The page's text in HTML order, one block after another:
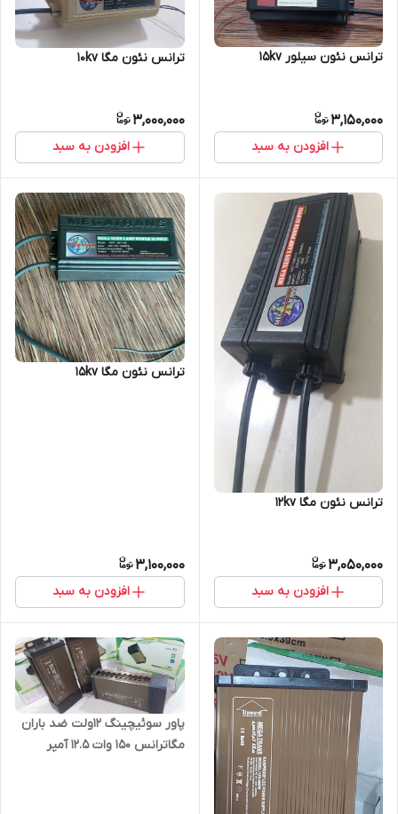
ترانس نئون سیلور 15kv
3,150,000
افزودن به سبد
ترانس نئون مگا 10kv
3,000,000
افزودن به سبد
ترانس نئون مگا 12kv
3,050,000
افزودن به سبد
ترانس نئون مگا 15kv
3,100,000
افزودن به سبد
پاور سوئیچینگ ۱۲ولت ضد باران
مگاترانس ۱۵۰ وات ۱۲.۵ آمپر